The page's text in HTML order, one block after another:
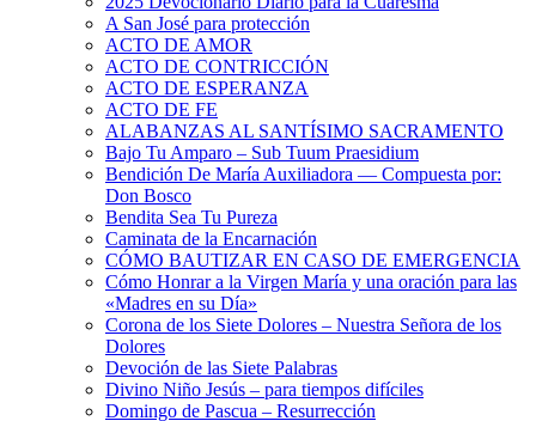
A San José para protección
ACTO DE AMOR
ACTO DE CONTRICCIÓN
ACTO DE ESPERANZA
ACTO DE FE
ALABANZAS AL SANTÍSIMO SACRAMENTO
Bajo Tu Amparo – Sub Tuum Praesidium
Bendición De María Auxiliadora — Compuesta por:
Don Bosco
Bendita Sea Tu Pureza
Caminata de la Encarnación
CÓMO BAUTIZAR EN CASO DE EMERGENCIA
Cómo Honrar a la Virgen María y una oración para las
«Madres en su Día»
Corona de los Siete Dolores – Nuestra Señora de los
Dolores
Devoción de las Siete Palabras
Divino Niño Jesús – para tiempos difíciles
Domingo de Pascua – Resurrección